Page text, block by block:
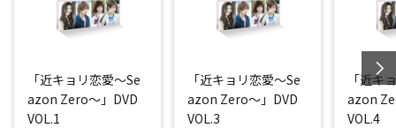
「近キョリ恋愛～Se
azon Zero～」DVD
VOL.1
「近キョリ恋愛～Se
azon Zero～」DVD
VOL.3
「近キ
azon
VOL.4